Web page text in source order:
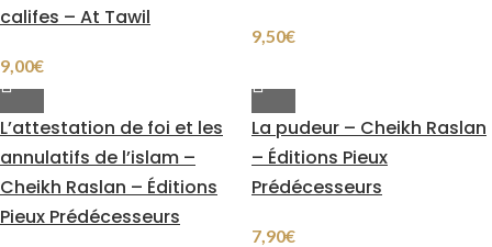
califes – At Tawil
9,00€
9,50€
L’attestation de foi et les
annulatifs de l’islam –
Cheikh Raslan – Éditions
Pieux Prédécesseurs
La pudeur – Cheikh Raslan
– Éditions Pieux
Prédécesseurs
7,90€